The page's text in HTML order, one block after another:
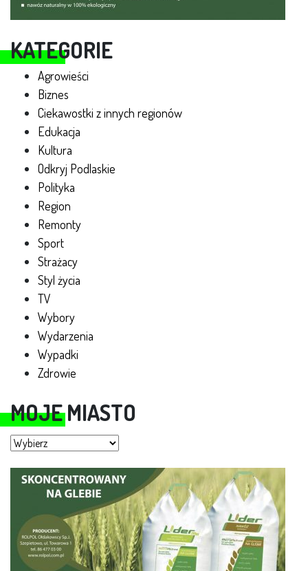
KATEGORIE
Agrowieści
Biznes
Ciekawostki z innych regionów
Edukacja
Kultura
Odkryj Podlaskie
Polityka
Region
Remonty
Sport
Strażacy
Styl życia
TV
Wybory
Wydarzenia
Wypadki
Zdrowie
MOJE MIASTO
Moje miasto